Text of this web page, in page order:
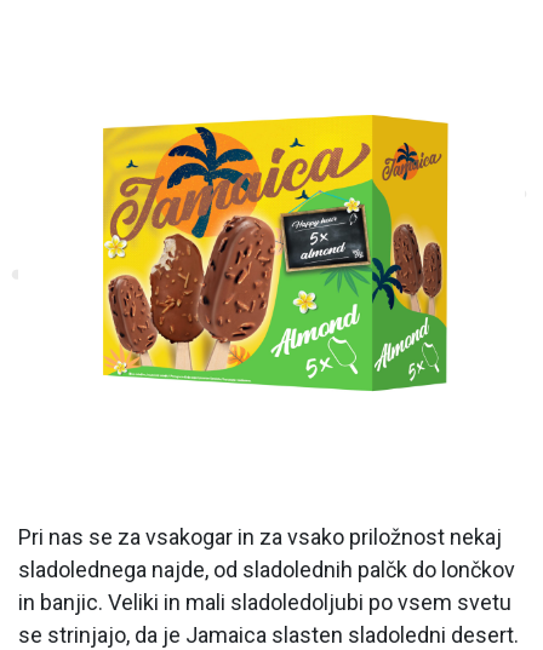
Pri nas se za vsakogar in za vsako priložnost nekaj
sladolednega najde, od sladolednih palčk do lončkov
in banjic. Veliki in mali sladoledoljubi po vsem svetu
se strinjajo, da je Jamaica slasten sladoledni desert.